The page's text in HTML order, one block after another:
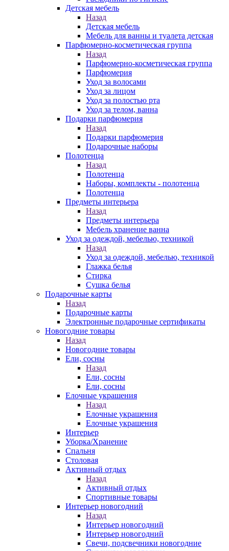
Детская мебель
Назад
Детская мебель
Мебель для ванны и туалета детская
Парфюмерно-косметическая группа
Назад
Парфюмерно-косметическая группа
Парфюмерия
Уход за волосами
Уход за лицом
Уход за полостью рта
Уход за телом, ванна
Подарки парфюмерия
Назад
Подарки парфюмерия
Подарочные наборы
Полотенца
Назад
Полотенца
Наборы, комплекты - полотенца
Полотенца
Предметы интерьера
Назад
Предметы интерьера
Мебель хранение ванна
Уход за одеждой, мебелью, техникой
Назад
Уход за одеждой, мебелью, техникой
Глажка белья
Стирка
Сушка белья
Подарочные карты
Назад
Подарочные карты
Электронные подарочные сертификаты
Новогодние товары
Назад
Новогодние товары
Ели, сосны
Назад
Ели, сосны
Ели, сосны
Елочные украшения
Назад
Елочные украшения
Елочные украшения
Интерьер
Уборка/Хранение
Спальня
Столовая
Активный отдых
Назад
Активный отдых
Спортивные товары
Интерьер новогодний
Назад
Интерьер новогодний
Интерьер новогодний
Свечи, подсвечники новогодние